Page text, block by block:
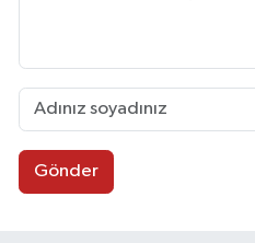
Gönder